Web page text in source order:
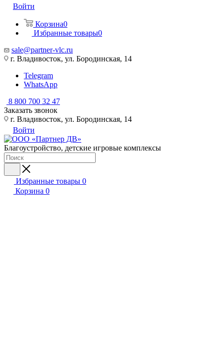
Войти
Корзина0
Избранные товары0
sale@partner-vlc.ru
г. Владивосток, ул. Бородинская, 14
Telegram
WhatsApp
8 800 700 32 47
Заказать звонок
г. Владивосток, ул. Бородинская, 14
Войти
Благоустройство, детские игровые комплексы
Избранные товары 0
Корзина 0